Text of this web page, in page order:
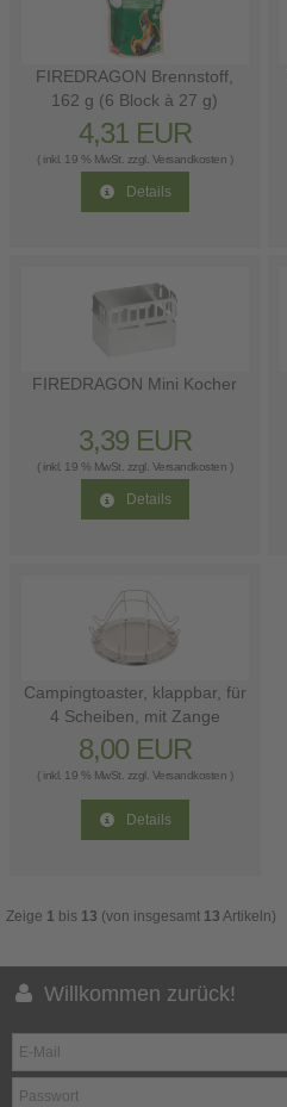
FIREDRAGON Brennstoff,
162 g (6 Block à 27 g)
4,31 EUR
( inkl. 19 % MwSt. zzgl. Versandkosten )
Details
FIREDRAGON Mini Kocher
3,39 EUR
( inkl. 19 % MwSt. zzgl. Versandkosten )
Details
Campingtoaster, klappbar, für
4 Scheiben, mit Zange
8,00 EUR
( inkl. 19 % MwSt. zzgl. Versandkosten )
Details
Zeige 1 bis 13 (von insgesamt 13 Artikeln)
Willkommen zurück!